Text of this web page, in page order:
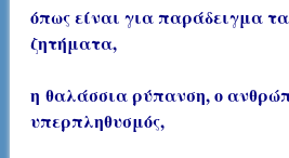
όπως είναι για παράδειγμα
ζητήματα,
η θαλάσσια ρύπανση, ο
υπερπληθυσμός,